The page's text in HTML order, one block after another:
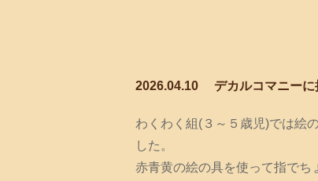
2026.04.10 デカルコマニーに
わくわく組(３～５歳児)では絵
した。
赤青黄の絵の具を使って指でち